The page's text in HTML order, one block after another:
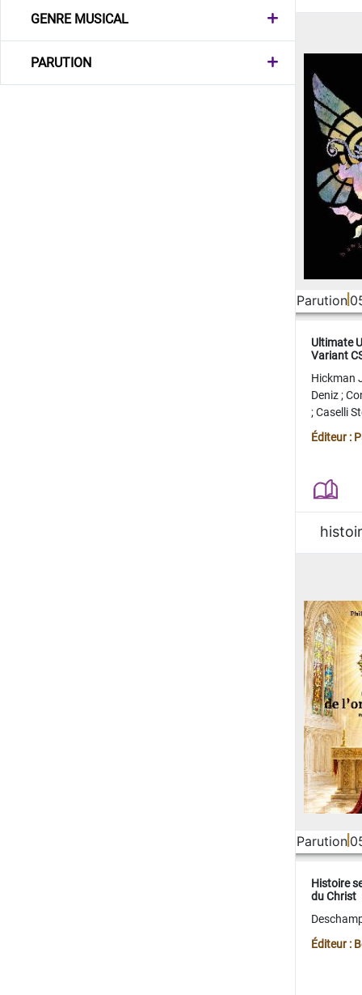
GENRE MUSICAL
PARUTION
Parution
Ultimate
Variant
Hickman
Deniz;
;Caselli
Juan
Éditeur :
Parution
Histoire
du Christ
Éditeur :